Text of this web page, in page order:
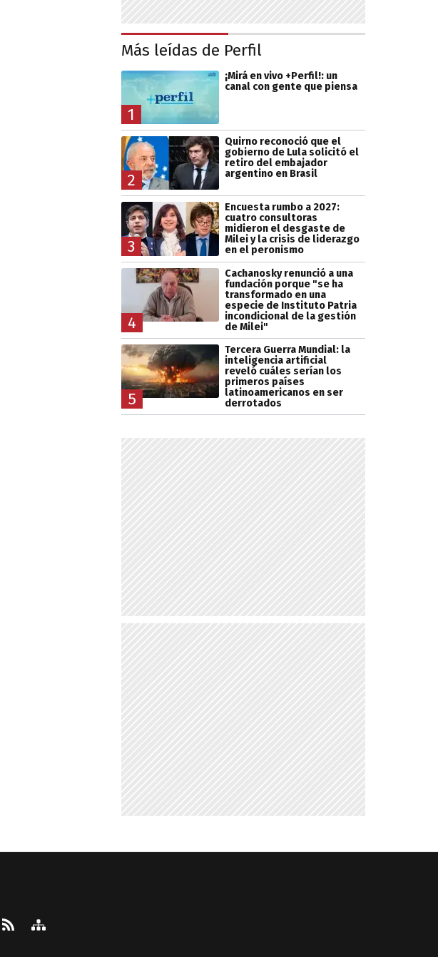
Más leídas de Perfil
1
¡Mirá en vivo +Perfil!: un
canal con gente que piensa
2
Quirno reconoció que el
gobierno de Lula solicitó el
retiro del embajador
argentino en Brasil
3
Encuesta rumbo a 2027:
cuatro consultoras
midieron el desgaste de
Milei y la crisis de liderazgo
en el peronismo
4
Cachanosky renunció a una
fundación porque "se ha
transformado en una
especie de Instituto Patria
incondicional de la gestión
de Milei"
5
Tercera Guerra Mundial: la
inteligencia artificial
reveló cuáles serían los
primeros países
latinoamericanos en ser
derrotados